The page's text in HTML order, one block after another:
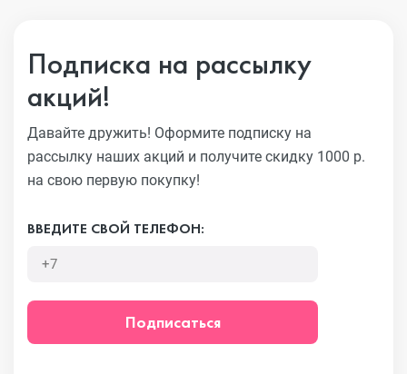
Подписка на рассылку
акций!
Давайте дружить! Оформите подписку на
рассылку наших акций и получите скидку 1000 р.
на свою первую покупку!
ВВЕДИТЕ СВОЙ ТЕЛЕФОН:
Подписаться